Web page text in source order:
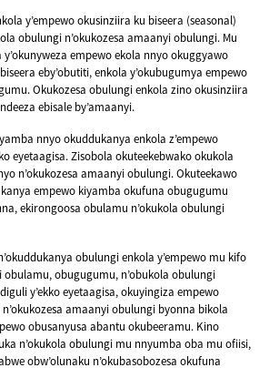
y’empewo okusinziira ku biseera (seasonal)
obulungi n’okukozesa amaanyi obulungi. Mu
y’okunyweza empewo ekola nnyo okuggyawo
eby’obutiti, enkola y’okubugumya empewo
Okukozesa obulungi enkola zino okusinziira
ebisale by’amaanyi.
nnyo okuddukanya enkola z’empewo
eyetaagisa. Zisobola okuteekebwako okukola
n’okukozesa amaanyi obulungi. Okuteekawo
empewo kiyamba okufuna obugugumu
ekirongoosa obulamu n’okukola obulungi
obulungi enkola y’empewo mu kifo
obulamu, obugugumu, n’obukola obulungi
y’ekko eyetaagisa, okuyingiza empewo
amaanyi obulungi byonna bikola
obusanyusa abantu okubeeramu. Kino
n’okukola obulungi mu nnyumba oba mu ofiisi,
obw’olunaku n’okubasobozesa okufuna